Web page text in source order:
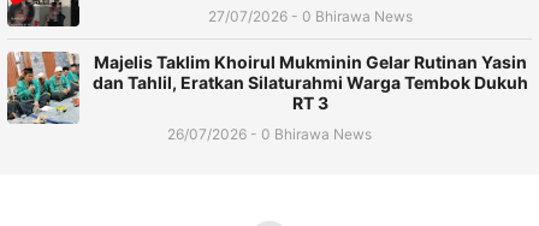
27/07/2026 - 0 Bhirawa News
Majelis Taklim Khoirul Mukminin Gelar Rutinan Yasin
dan Tahlil, Eratkan Silaturahmi Warga Tembok Dukuh
RT 3
26/07/2026 - 0 Bhirawa News